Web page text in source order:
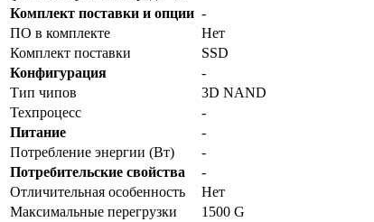
Комплект поставки и опции -
ПО в комплекте
Нет
Комплект поставки
SSD
Конфигурация
-
Тип чипов
3D NAND
Техпроцесс
-
Питание
-
Потребление энергии (Вт)
-
Потребительские свойства
-
Отличительная особенность
Нет
Максимальные перегрузки
1500 G